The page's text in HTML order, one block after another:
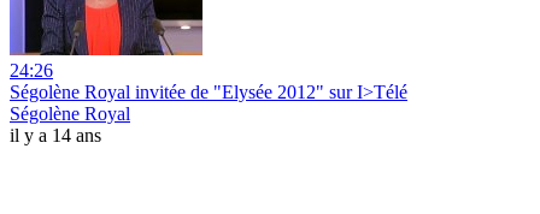
24:26
Ségolène Royal invitée de "Elysée 2012" sur I>Télé
Ségolène Royal
il y a 14 ans